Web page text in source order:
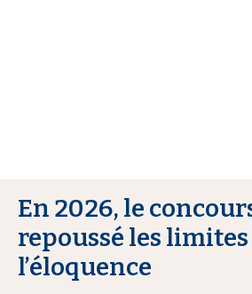
En 2026, le
repoussé les limites
l’éloquence